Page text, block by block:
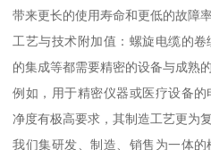
带来更长的使用寿命和更低的故障率
工艺与技术附加值：螺旋电缆的
的集成等都需要精密的设备与成熟
例如，用于精密仪器或医疗设备
净度有极高要求，其制造工艺更为复
我们集研发、制造、销售为一体